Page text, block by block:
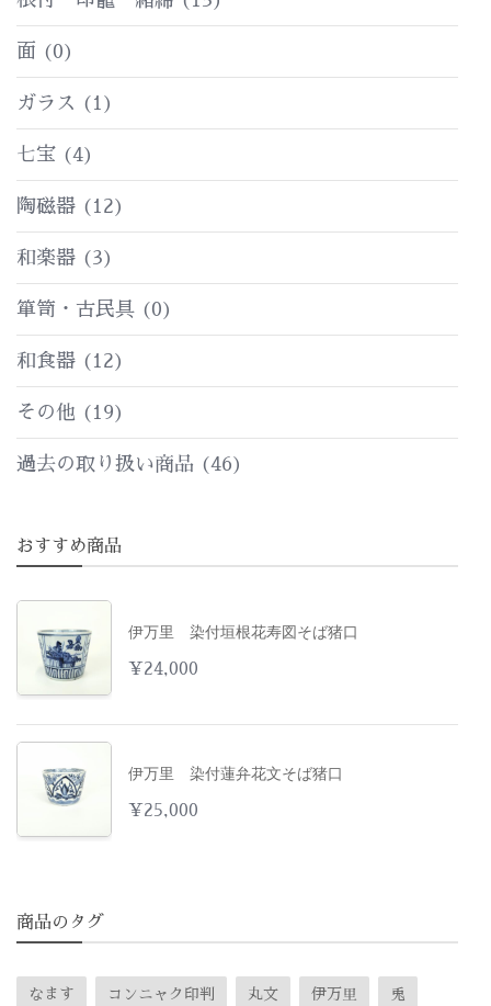
面 (0)
ガラス (1)
七宝 (4)
陶磁器 (12)
和楽器 (3)
箪笥・古民具 (0)
和食器 (12)
その他 (19)
過去の取り扱い商品 (46)
おすすめ商品
伊万里 染付垣根花寿図そば猪口
¥ 24,000
伊万里 染付蓮弁花文そば猪口
¥ 25,000
商品のタグ
なます コンニャク印判 丸文 伊万里 兎